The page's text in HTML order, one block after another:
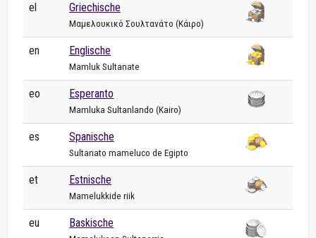
el Griechische
Μαμελουκικό Σουλτανάτο (Κάιρο)
en Englische
Mamluk Sultanate
eo Esperanto
Mamluka Sultanlando (Kairo)
es Spanische
Sultanato mameluco de Egipto
et Estnische
Mamelukkide riik
eu Baskische